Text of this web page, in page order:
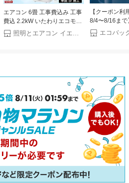
エアコン 6畳 工事費込み 工事
費込 2.2kW いたわりエコモー
ド プラス 快速パワー機能 時
短 時短で冷暖房 電気代 削減
照明とエアコン イエプロ
【クーポン利
8/4〜8/16ま
機 DEEBOT
エコバックス
掃除ロボット
の日